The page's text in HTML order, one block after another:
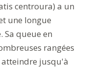
centroura) a un
une longue
queue en
rangées
atteindre jusqu'à